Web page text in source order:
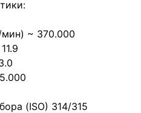
~ 370.000
(ISO) 314/315